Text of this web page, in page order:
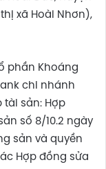
xã Hoài Nhơn),
Khoáng
chi nhánh
tài sản: Hợp
số 8/10.2 ngày
sản và quyền
Hợp đồng sửa